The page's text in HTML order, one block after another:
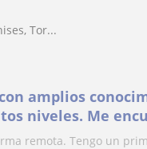
Tor...
amplios
niveles. Me
remota. Tengo un